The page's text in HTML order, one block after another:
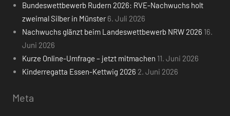
Bundeswettbewerb Rudern 2026: RVE-Nachwuchs holt
zweimal Silber in Münster 6. Juli 2026
Nachwuchs glänzt beim Landeswettbewerb NRW 2026 16.
Juni 2026
Kurze Online-Umfrage – jetzt mitmachen 11. Juni 2026
Kinderregatta Essen-Kettwig 2026 2. Juni 2026
Meta